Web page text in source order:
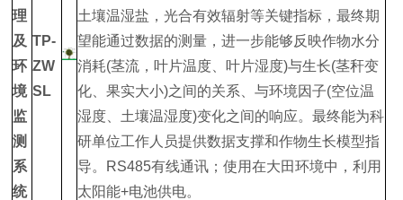
理
及
环
境
监
测
系
统
TP-
ZW
SL
土壤温湿盐，光合有效辐射等关键指标，最终期
望能通过数据的测量，进一步能够反映作物水分
消耗(茎流，叶片温度、叶片湿度)与生长(茎秆变
化、果实大小)之间的关系、与环境因子(空位温
湿度、土壤温湿度)变化之间的响应。最终能为科
研单位工作人员提供数据支撑和作物生长模型指
导。RS485有线通讯；使用在大田环境中，利用
太阳能+电池供电。